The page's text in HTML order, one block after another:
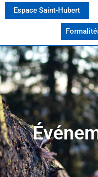
Espace Saint-Hubert